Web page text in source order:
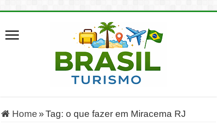
Home » Tag:o que fazer em Miracema RJ